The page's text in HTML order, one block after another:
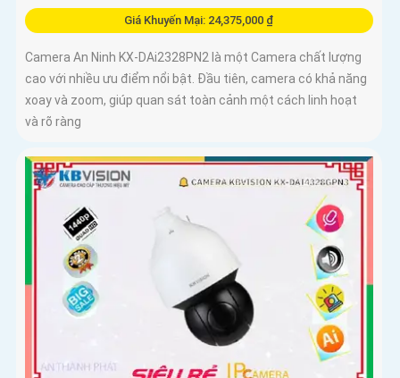
Giá Khuyến Mại: 24,375,000 ₫
Camera An Ninh KX-DAi2328PN2 là một Camera chất lượng
cao với nhiều ưu điểm nổi bật. Đầu tiên, camera có khả năng
xoay và zoom, giúp quan sát toàn cảnh một cách linh hoạt
và rõ ràng